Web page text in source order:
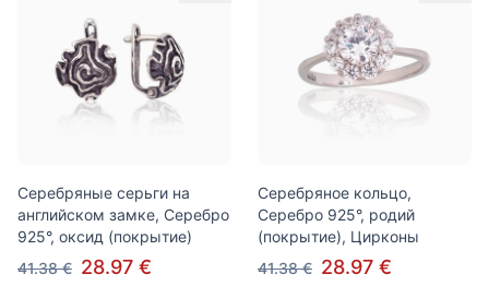
Серебряные серьги на
английском замке, Серебро
925°, оксид (покрытие)
41.38 € 28.97 €
Серебряное кольцо,
Серебро 925°, родий
(покрытие), Цирконы
41.38 € 28.97 €